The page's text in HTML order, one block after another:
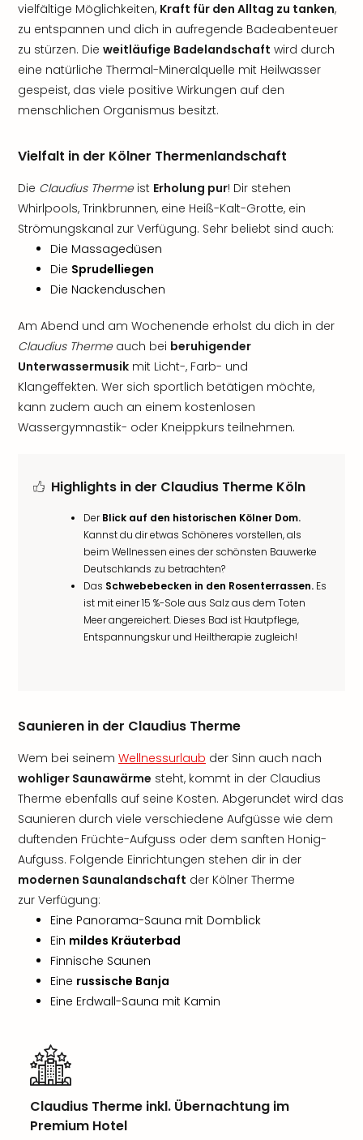
vielfältige Möglichkeiten, Kraft für den Alltag zu tanken,
zu entspannen und dich in aufregende Badeabenteuer
zu stürzen. Die weitläufige Badelandschaft wird durch
eine natürliche Thermal-Mineralquelle mit Heilwasser
gespeist, das viele positive Wirkungen auf den
menschlichen Organismus besitzt.
Vielfalt in der Kölner Thermenlandschaft
Die Claudius Thermeist Erholung pur! Dir stehen
Whirlpools, Trinkbrunnen, eine Heiß-Kalt-Grotte, ein
Strömungskanal zur Verfügung. Sehr beliebt sind auch:
Die Massagedüsen
Die Sprudelliegen
Die Nackenduschen
Am Abend und am Wochenende erholst du dich in der
Claudius Thermeauch bei beruhigender
Unterwassermusik mit Licht-, Farb- und
Klangeffekten. Wer sich sportlich betätigen möchte,
kann zudem auch an einem kostenlosen
Wassergymnastik- oder Kneippkurs teilnehmen.
Highlights in der Claudius Therme Köln
DerBlick auf den historischen Kölner Dom.
Kannst du dir etwas Schöneres vorstellen, als
beim Wellnessen eines der schönsten Bauwerke
Deutschlands zu betrachten?
Das Schwebebecken in den Rosenterrassen. Es
ist mit einer 15 %-Sole aus Salz aus dem Toten
Meer angereichert. Dieses Bad ist Hautpflege,
Entspannungskur und Heiltherapie zugleich!
Saunieren in der Claudius Therme
Wem bei seinem Wellnessurlaub der Sinn auch nach
wohliger Saunawärme steht, kommt in der Claudius
Therme ebenfalls auf seine Kosten. Abgerundet wird das
Saunieren durch viele verschiedene Aufgüsse wie dem
duftenden Früchte-Aufguss oder dem sanften Honig-
Aufguss. Folgende Einrichtungen stehen dir in der
modernen Saunalandschaft der Kölner Therme
zur Verfügung:
Eine Panorama-Sauna mit Domblick
Ein mildes Kräuterbad
Finnische Saunen
Eine russische Banja
Eine Erdwall-Sauna mit Kamin
Claudius Therme inkl. Übernachtung im
Premium Hotel